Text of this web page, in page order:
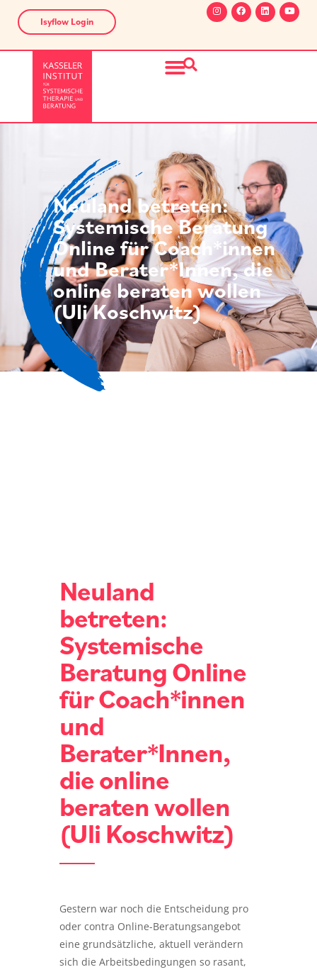
Isyflow Login
Neuland betreten:
Systemische Beratung
Online für Coach*innen
und Berater*Innen, die
online beraten wollen
(Uli Koschwitz)
Neuland
betreten:
Systemische
Beratung Online
für Coach*innen
und
Berater*Innen,
die online
beraten wollen
(Uli Koschwitz)
Gestern war noch die Entscheidung pro
oder contra Online-Beratungsangebot
eine grundsätzliche, aktuell verändern
sich die Arbeitsbedingungen so rasant,